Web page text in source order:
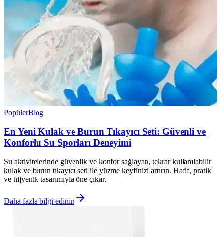
PopülerBlog
En Yeni Kulak ve Burun Tıkayıcı Seti: Güvenli ve
Konforlu Su Sporları Deneyimi
Su aktivitelerinde güvenlik ve konfor sağlayan, tekrar kullanılabilir
kulak ve burun tıkayıcı seti ile yüzme keyfinizi artırın. Hafif, pratik
ve hijyenik tasarımıyla öne çıkar.
Daha fazla bilgi edinin